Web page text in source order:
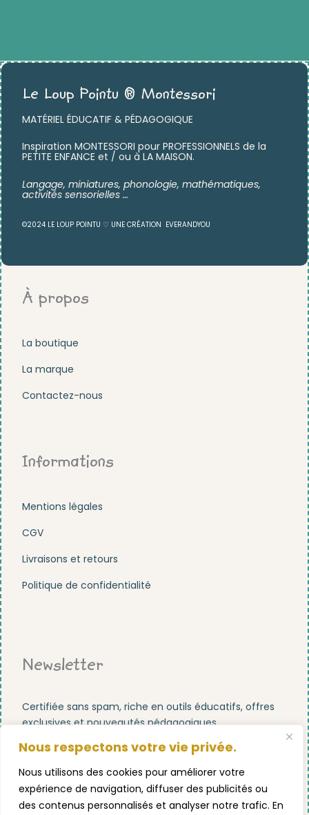
Nous respectons votre vie privée.
Nous utilisons des cookies pour améliorer votre
expérience de navigation, diffuser des publicités ou
des contenus personnalisés et analyser notre trafic. En
Le Loup Pointu ® Montessori
MATÉRIEL ÉDUCATIF & PÉDAGOGIQUE
Inspiration MONTESSORI pour PROFESSIONNELS de la
PETITE ENFANCE et / ou à LA MAISON.
Langage, miniatures, phonologie, mathématiques,
activités sensorielles …
©2024 LE LOUP POINTU ♡ UNE CRÉATION EVERANDYOU
À propos
La boutique
La marque
Contactez-nous
Informations
Mentions légales
CGV
Livraisons et retours
Politique de confidentialité
Newsletter
Certifiée sans spam, riche en outils éducatifs, offres
exclusives et nouveautés pédagogiques.